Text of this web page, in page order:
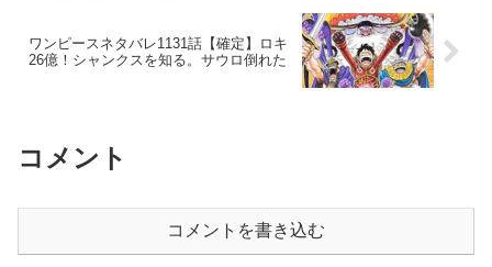
ワンピースネタバレ1131話【確定】ロキ
26億！シャンクスを知る。サウロ倒れた
コメント
コメントを書き込む